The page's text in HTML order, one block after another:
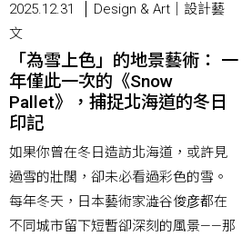
2025.12.31
Design & Art｜設計藝
文
「為雪上色」的地景藝術： 一
年僅此一次的《Snow
Pallet》，捕捉北海道的冬日
印記
如果你曾在冬日造訪北海道，或許見
過雪的壯闊，卻未必看過彩色的雪。
每年冬天，日本藝術家澁谷俊彦都在
不同城市留下短暫卻深刻的風景——那